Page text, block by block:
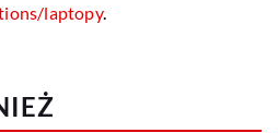
laptopy.